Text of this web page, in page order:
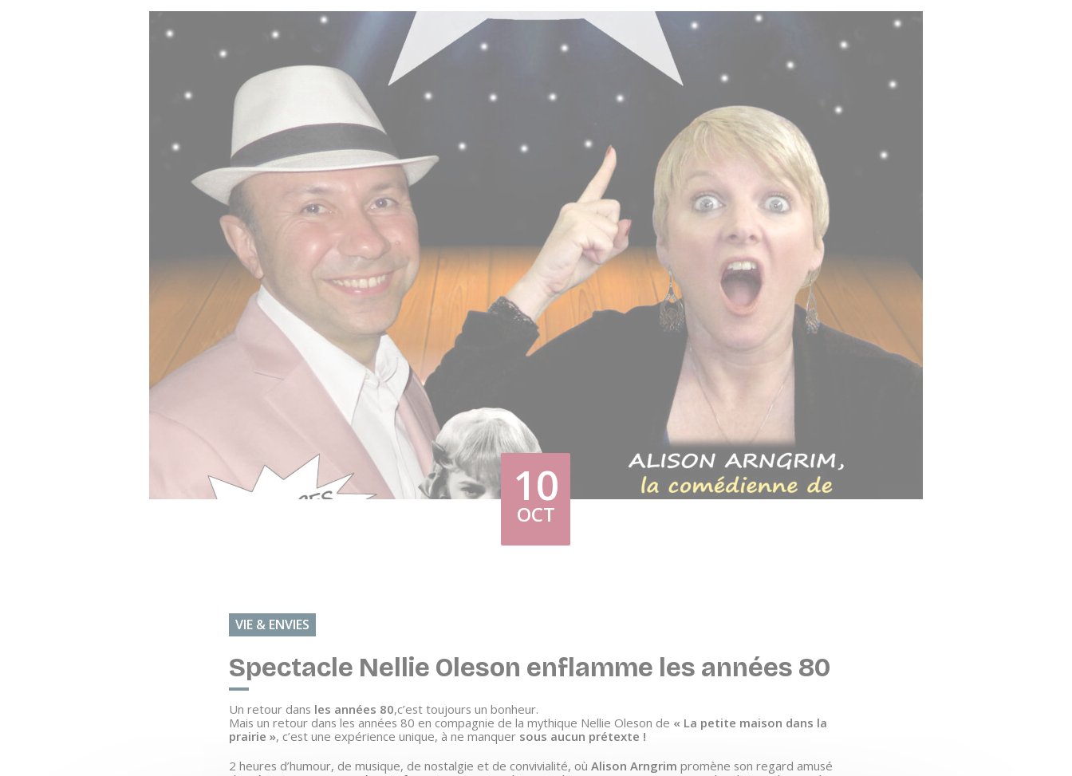
10
OCT
VIE & ENVIES
Spectacle Nellie Oleson enflamme les années 80
Un retour dans les années 80,c’est toujours un bonheur.
Mais un retour dans les années 80 en compagnie de la mythique Nellie Oleson de « La petite maison dans la
prairie », c’est une expérience unique, à ne manquer sous aucun prétexte !
2 heures d’humour, de musique, de nostalgie et de convivialité, où Alison Arngrim promène son regard amusé